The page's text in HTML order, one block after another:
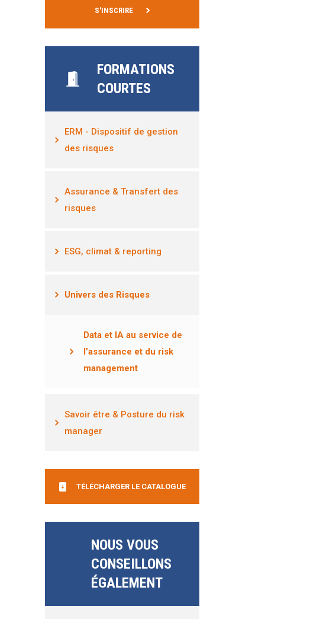
S'INSCRIRE
FORMATIONS
COURTES
ERM - Dispositif de gestion
des risques
Assurance & Transfert des
risques
ESG, climat & reporting
Univers des Risques
Data et IA au service de
l’assurance et du risk
management
Savoir être & Posture du risk
manager
TÉLÉCHARGER LE CATALOGUE
NOUS VOUS
CONSEILLONS
ÉGALEMENT